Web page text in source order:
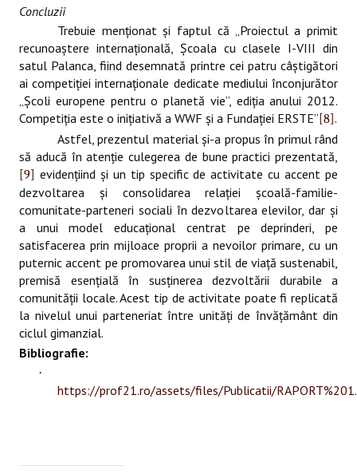
Concluzii
Trebuie menţionat şi faptul că „Proiectul a primit
recunoaştere internaţională, Şcoala cu clasele I-VIII din
satul Palanca, fiind desemnată printre cei patru câştigători
ai competiţiei internaţionale dedicate mediului înconjurător
„Şcoli europene pentru o planetă vie”, ediţia anului 2012.
Competiţia este o iniţiativă a WWF şi a Fundaţiei ERSTE”[8].
Astfel, prezentul material şi-a propus în primul rând
să aducă în atenţie culegerea de bune practici prezentată,
[9] evidenţiind şi un tip specific de activitate cu accent pe
dezvoltarea şi consolidarea relaţiei şcoală-familie-
comunitate-parteneri sociali în dezvoltarea elevilor, dar şi
a unui model educaţional centrat pe deprinderi, pe
satisfacerea prin mijloace proprii a nevoilor primare, cu un
puternic accent pe promovarea unui stil de viaţă sustenabil,
premisă esenţială în susţinerea dezvoltării durabile a
comunităţii locale. Acest tip de activitate poate fi replicată
la nivelul unui parteneriat între unităţi de învăţământ din
ciclul gimanzial.
Bibliografie:
·
https://prof21.ro/assets/files/Publicatii/